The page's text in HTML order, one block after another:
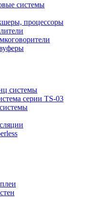
системы
процессоры
системы
серии TS-03